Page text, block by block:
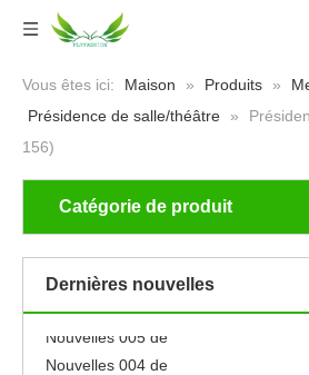
Vous êtes ici: Maison » Produits »
Présidence de salle/théâtre
»
156)
Catégorie de produit
Dernières nouvelles
Nouvelles 001 de
Se sentir libre pour éditer ce texte
Nouvelles 005 de
Nouvelles 004 de